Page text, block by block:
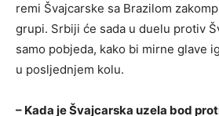
remi Švajcarske sa Brazilom
grupi. Srbiji će sada u duelu protiv
samo pobjeda, kako bi mirne glave
u posljednjem kolu.
– Kada je Švajcarska uzela bod